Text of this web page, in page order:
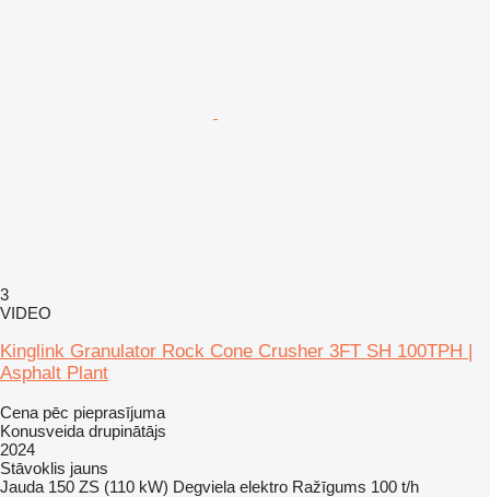
3
VIDEO
Kinglink Granulator Rock Cone Crusher 3FT SH 100TPH |
Asphalt Plant
Cena pēc pieprasījuma
Konusveida drupinātājs
2024
Stāvoklis jauns
Jauda 150 ZS (110 kW) Degviela elektro Ražīgums 100 t/h